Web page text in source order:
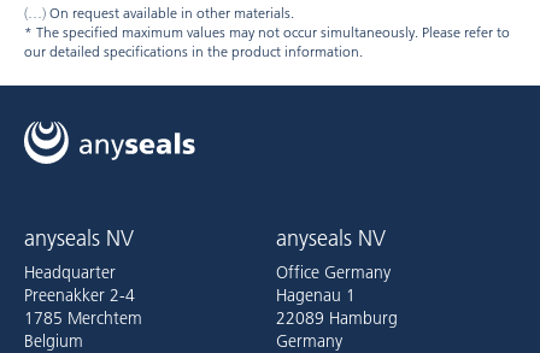
On request available in other materials.
* The specified maximum values may not occur simultaneously. Please refer to
our detailed specifications in the product information.
anyseals NV
Headquarter
Preenakker 2-4
1785 Merchtem
Belgium
anyseals NV
Office Germany
Hagenau 1
22089 Hamburg
Germany